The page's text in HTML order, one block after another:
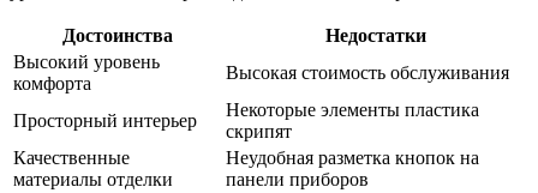
Достоинства
Недостатки
Высокий уровень
комфорта
Высокая стоимость обслуживания
Просторный интерьер
Некоторые элементы пластика
скрипят
Качественные
материалы отделки
Неудобная разметка кнопок на
панели приборов